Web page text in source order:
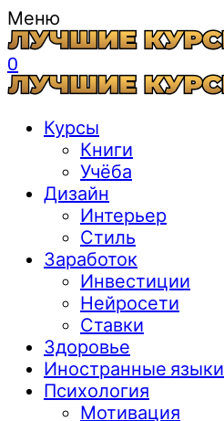
Меню
0
Курсы
Книги
Учёба
Дизайн
Интерьер
Стиль
Заработок
Инвестиции
Нейросети
Ставки
Здоровье
Иностранные языки
Психология
Мотивация